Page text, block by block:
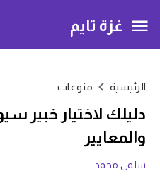
غزة تايم
الرئيسية منوعات
دليلك لاختيار خبير
والمعايير
سلمى محمد